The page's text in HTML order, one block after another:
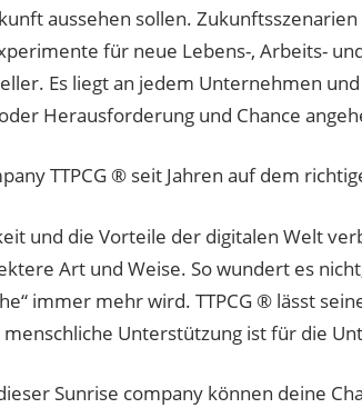
aussehen sollen.
für neue Lebens-, Arbeits-
Es liegt an jedem Unternehmen
Herausforderung und Chance
TTPCG ® seit Jahren auf dem
und die Vorteile der digitalen Welt
Art und Weise. So wundert es
immer mehr wird. TTPCG ® lässt
Unterstützung ist für die
Sunrise company können deine